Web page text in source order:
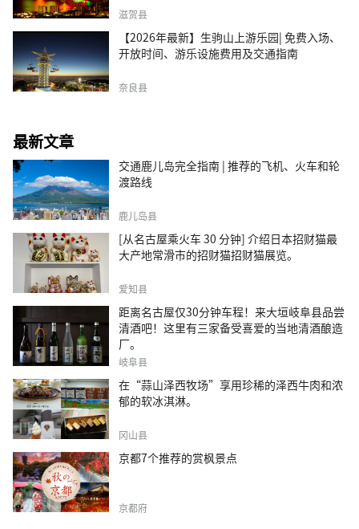
滋贺县
【2026年最新】生驹山上游乐园| 免费入场、
开放时间、游乐设施费用及交通指南
奈良县
最新文章
交通鹿儿岛完全指南 | 推荐的飞机、火车和轮
渡路线
鹿儿岛县
[从名古屋乘火车 30 分钟] 介绍日本招财猫最
大产地常滑市的招财猫招财猫展览。
爱知县
距离名古屋仅30分钟车程！来大垣岐阜县品尝
清酒吧！这里有三家备受喜爱的当地清酒酿造
厂。
岐阜县
在“蒜山泽西牧场”享用珍稀的泽西牛肉和浓
郁的软冰淇淋。
冈山县
京都7个推荐的赏枫景点
京都府